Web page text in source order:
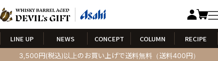
LINE UP NEWS CONCEPT COLUMN RECIPE
3,500円(税込)以上のお買い上げで送料無料（送料400円）